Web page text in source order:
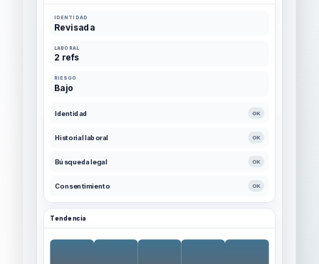
IDENTIDAD
Revisada
LABORAL
2 refs
RIESGO
Bajo
Identidad OK
Historial laboral OK
Búsqueda legal OK
Consentimiento OK
Tendencia